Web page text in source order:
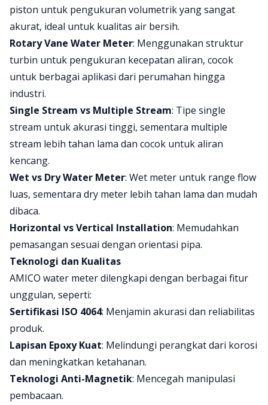
piston untuk pengukuran volumetrik yang sangat
akurat, ideal untuk kualitas air bersih.
Rotary Vane Water Meter: Menggunakan struktur
turbin untuk pengukuran kecepatan aliran, cocok
untuk berbagai aplikasi dari perumahan hingga
industri.
Single Stream vs Multiple Stream: Tipe single
stream untuk akurasi tinggi, sementara multiple
stream lebih tahan lama dan cocok untuk aliran
kencang.
Wet vs Dry Water Meter: Wet meter untuk range flow
luas, sementara dry meter lebih tahan lama dan mudah
dibaca.
Horizontal vs Vertical Installation: Memudahkan
pemasangan sesuai dengan orientasi pipa.
Teknologi dan Kualitas
AMICO water meter dilengkapi dengan berbagai fitur
unggulan, seperti:
Sertifikasi ISO 4064: Menjamin akurasi dan reliabilitas
produk.
Lapisan Epoxy Kuat: Melindungi perangkat dari korosi
dan meningkatkan ketahanan.
Teknologi Anti-Magnetik: Mencegah manipulasi
pembacaan.